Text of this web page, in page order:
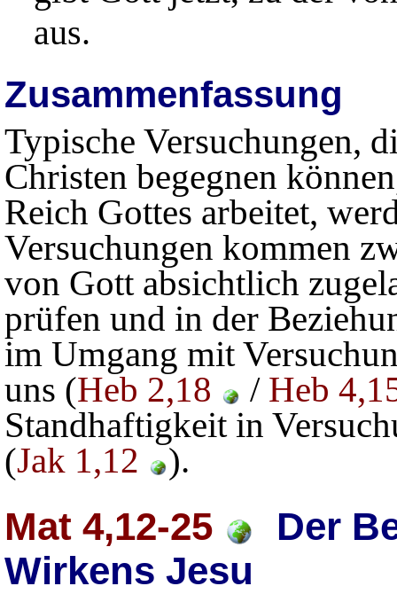
aus.
Zusammenfassung
Typische Versuchungen,
Christen begegnen
Reich Gottes arbeitet,
Versuchungen kommen
von Gott absichtlich
prüfen und in der
im Umgang mit
uns (Heb 2,18 / Heb
Standhaftigkeit in
(Jak 1,12 ).
Mat 4,12-25
Der
Wirkens Jesu